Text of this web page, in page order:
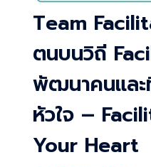
Team
ตนบนวิถี
พัฒนาคนแล
หัวใจ –
Your Heart